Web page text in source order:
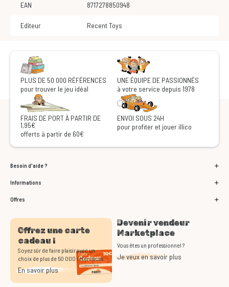
EAN 8717278850948
Editeur Recent Toys
PLUS DE 50 000 RÉFÉRENCES
pour trouver le jeu idéal
UNE ÉQUIPE DE PASSIONNÉS
à votre service depuis 1978
FRAIS DE PORT À PARTIR DE
1,95€
offerts à partir de 60€
ENVOI SOUS 24H
pour profiter et jouer illico
Besoin d'aide ?
Informations
Offres
Offrez une carte
cadeau !
Soyez sûr de faire plaisir avec un
choix de plus de 50 000 références
En savoir plus
Devenir vendeur
Marketplace
Vous êtes un professionnel ?
Je veux en savoir plus